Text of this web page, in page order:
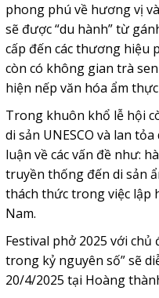
phong phú về hương vị
sẽ được “du hành” từ
cấp đến các thương hiệu
còn có không gian trà
hiện nếp văn hóa ẩm
Trong khuôn khổ lễ hội
di sản UNESCO và lan
luận về các vấn đề như:
truyền thống đến di sản
thách thức trong việc lập
Nam.
Festival phở 2025 với chủ
trong kỷ nguyên số” sẽ
20/4/2025 tại Hoàng